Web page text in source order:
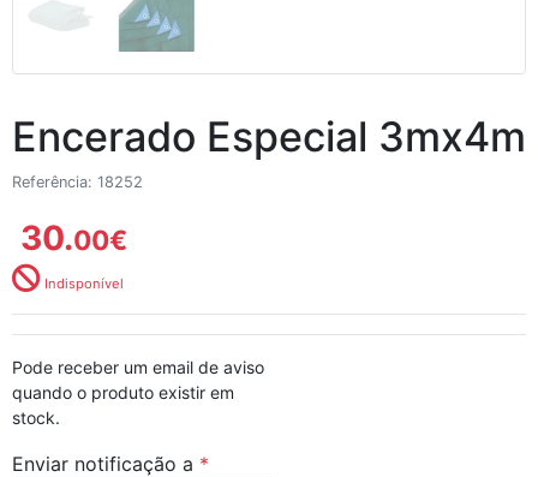
Encerado Especial 3mx4m
Referência: 18252
30.00€
Indisponível
Pode receber um email de aviso
quando o produto existir em
stock.
Enviar notificação a